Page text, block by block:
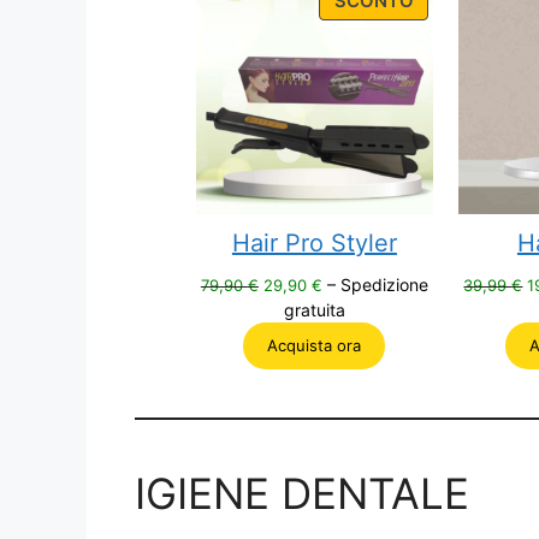
ON
Hair Pro Styler
79,90€ Il
prezzo
originale
era:
79,90 €.
29,90 €Il
prezzo
attuale
è:
29,90 €.
– Spedizione
gratuita
Acquista ora
39,99€ Il
IGIENE DENTALE